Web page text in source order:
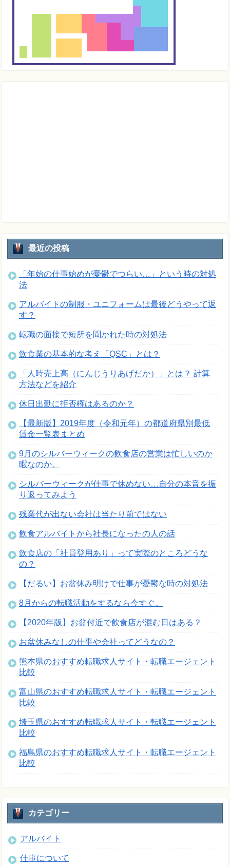
最近の投稿
「年始の仕事始めが憂鬱でつらい…」という時の対処
法
アルバイトの制服・ユニフォームは最後どうやって返
す？
転職の面接で短所を聞かれた時の対処法
飲食業の基本的な考え「QSC」とは？
「人時売上高（にんじうりあげだか）」とは？ 計算
方法などを紹介
休日出勤に拒否権はあるのか？
【最新版】2019年度（令和元年）の都道府県別最低
賃金一覧表まとめ
9月のシルバーウィークの飲食店の営業は忙しいのか
暇なのか。
シルバーウィークが仕事で休めない…自分の本音を振
り返ってみよう
残業代が出ない会社は当たり前ではない
飲食アルバイトから社長になったの人の話
飲食店の「社員登用あり」って実際のところどうな
の？
【だるい】お盆休み明けで仕事が憂鬱な時の対処法
8月からの転職活動をするなら今すぐ。
【2020年版】お盆付近で飲食店が混む日はある？
お盆休みなしの仕事や会社ってどうなの？
熊本県のおすすめ転職求人サイト・転職エージェント
比較
富山県のおすすめ転職求人サイト・転職エージェント
比較
埼玉県のおすすめ転職求人サイト・転職エージェント
比較
福島県のおすすめ転職求人サイト・転職エージェント
比較
カテゴリー
アルバイト
仕事について